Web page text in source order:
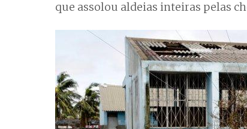
que assolou aldeias inteiras pelas